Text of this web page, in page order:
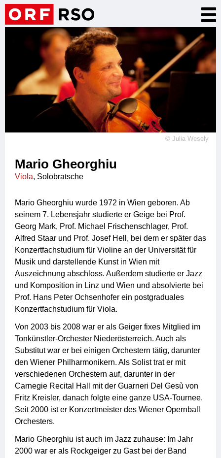
Direkt
zum
Inhalt
© Julia Wesely
Mario Gheorghiu
Viola, Solobratsche
Mario Gheorghiu wurde 1972 in Wien geboren. Ab
seinem 7. Lebensjahr studierte er Geige bei Prof.
Georg Mark, Prof. Michael Frischenschlager, Prof.
Alfred Staar und Prof. Josef Hell, bei dem er später das
Konzertfachstudium für Violine an der Universität für
Musik und darstellende Kunst in Wien mit
Auszeichnung abschloss. Außerdem studierte er Jazz
und Komposition in Linz und Wien und absolvierte bei
Prof. Hans Peter Ochsenhofer ein postgraduales
Konzertfachstudium für Viola.
Von 2003 bis 2008 war er als Geiger fixes Mitglied im
Tonkünstler-Orchester Niederösterreich. Auch als
Substitut war er bei einigen Orchestern tätig, darunter
den Wiener Philharmonikern. Als Solist trat er mit
verschiedenen Orchestern auf, darunter in der
Carnegie Recital Hall mit der Guarneri Del Gesù von
Fritz Kreisler, danach folgte eine ganze USA-Tournee.
Seit 2000 ist er Konzertmeister des Wiener Opernball
Orchesters.
Mario Gheorghiu ist auch im Jazz zuhause: Im Jahr
2000 war er als Rockgeiger zu Gast bei der Band